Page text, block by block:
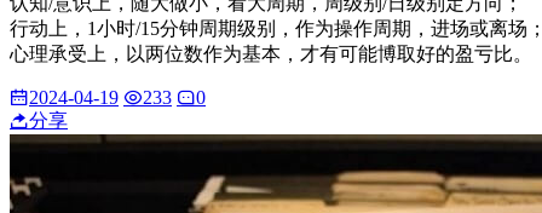
行动上，1小时/15分钟周期级别，作为操作周期，进场或离场
心理承受上，以两位数作为基本，才有可能博取好的盈亏比。
2024-04-19 233
0
分享